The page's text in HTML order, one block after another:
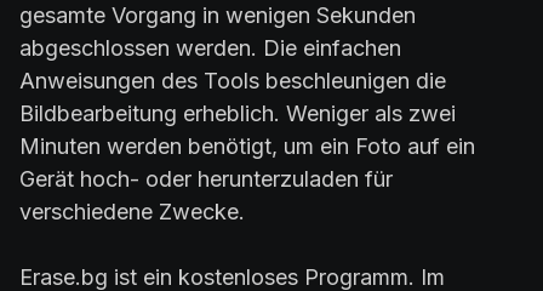
gesamte Vorgang in wenigen Sekunden
abgeschlossen werden. Die einfachen
Anweisungen des Tools beschleunigen die
Bildbearbeitung erheblich. Weniger als zwei
Minuten werden benötigt, um ein Foto auf ein
Gerät hoch- oder herunterzuladen für
verschiedene Zwecke.
Erase.bg ist ein kostenloses Programm. Im